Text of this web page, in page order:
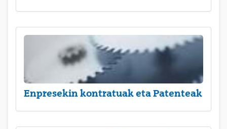
Enpresekin kontratuak eta Patenteak